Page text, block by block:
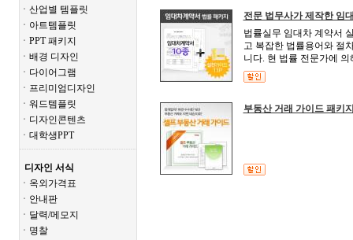
ㆍ산업별 템플릿
ㆍ아트템플릿
ㆍPPT 패키지
ㆍ배경 디자인
ㆍ다이어그램
ㆍ프리미엄디자인
ㆍ워드템플릿
ㆍ디자인콘텐츠
ㆍ대학생PPT
디자인 서식
ㆍ옥외가격표
ㆍ안내판
ㆍ달력/메모지
ㆍ명찰
전문 법무사가 제작한 임
법률실무 임대차 계약서
고 복잡한 법률용어와 절
니다. 현 법률 전문가에
부동산 거래 가이드 패키